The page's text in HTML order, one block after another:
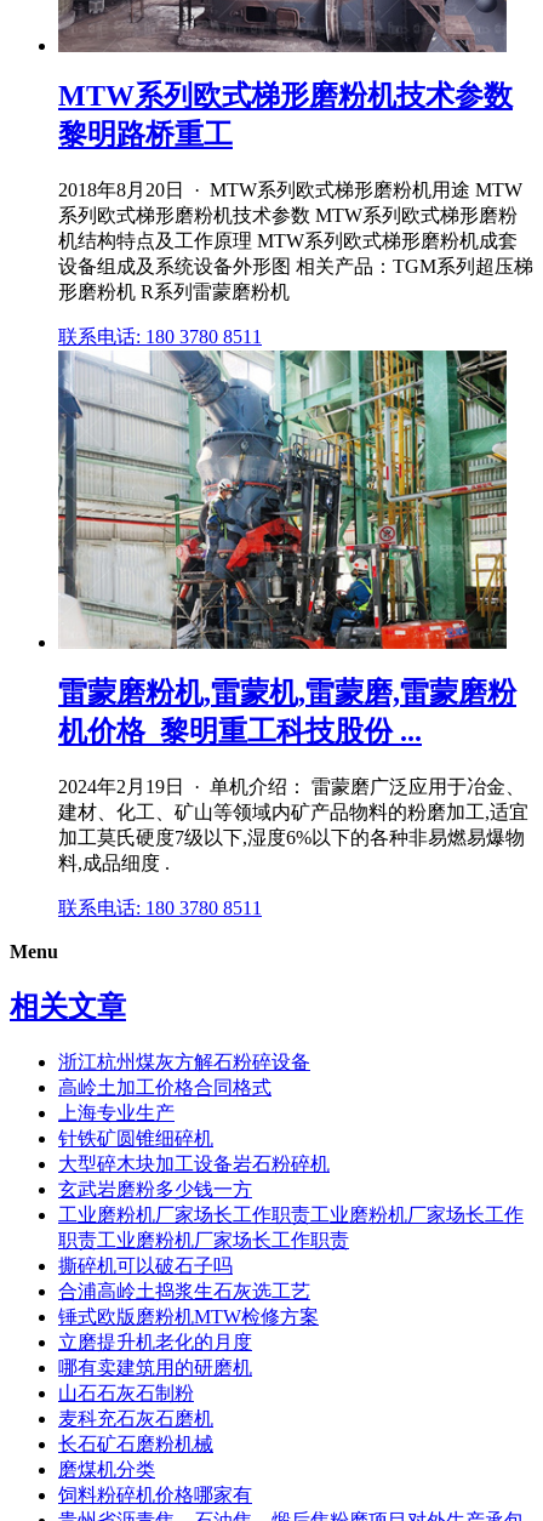
MTW系列欧式梯形磨粉机技术参数
黎明路桥重工
2018年8月20日 · MTW系列欧式梯形磨粉机用途 MTW
系列欧式梯形磨粉机技术参数 MTW系列欧式梯形磨粉
机结构特点及工作原理 MTW系列欧式梯形磨粉机成套
设备组成及系统设备外形图 相关产品：TGM系列超压梯
形磨粉机 R系列雷蒙磨粉机
联系电话: 180 3780 8511
雷蒙磨粉机,雷蒙机,雷蒙磨,雷蒙磨粉
机价格_黎明重工科技股份 ...
2024年2月19日 · 单机介绍： 雷蒙磨广泛应用于冶金、
建材、化工、矿山等领域内矿产品物料的粉磨加工,适宜
加工莫氏硬度7级以下,湿度6%以下的各种非易燃易爆物
料,成品细度 .
联系电话: 180 3780 8511
Menu
相关文章
浙江杭州煤灰方解石粉碎设备
高岭土加工价格合同格式
上海专业生产
针铁矿圆锥细碎机
大型碎木块加工设备岩石粉碎机
玄武岩磨粉多少钱一方
工业磨粉机厂家场长工作职责工业磨粉机厂家场长工作
职责工业磨粉机厂家场长工作职责
撕碎机可以破石子吗
合浦高岭土捣浆生石灰选工艺
锤式欧版磨粉机MTW检修方案
立磨提升机老化的月度
哪有卖建筑用的研磨机
山石石灰石制粉
麦科充石灰石磨机
长石矿石磨粉机械
磨煤机分类
饲料粉碎机价格哪家有